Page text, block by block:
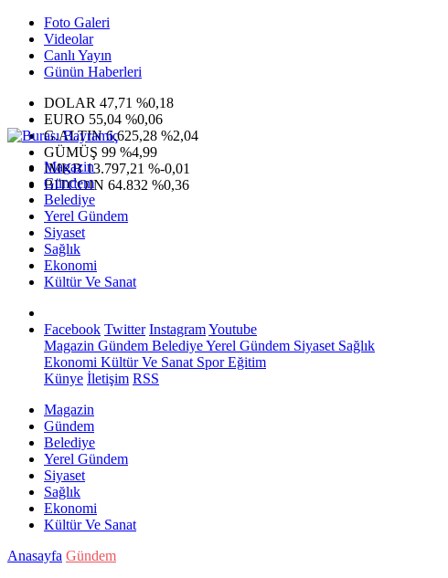
Foto Galeri
Videolar
Canlı Yayın
Günün Haberleri
DOLAR 47,71 %0,18
EURO 55,04 %0,06
G.ALTIN6.625,28 %2,04
GÜMÜŞ 99 %4,99
IMKB13.797,21 %-0,01
BITCOIN 64.832 %0,36
Magazin
Gündem
Belediye
Yerel Gündem
Siyaset
Sağlık
Ekonomi
Kültür Ve Sanat
Facebook Twitter InstagramYoutube
Magazin Gündem BelediyeYerel Gündem Siyaset Sağlık
Ekonomi Kültür Ve Sanat SporEğitim
Künye İletişim RSS
Magazin
Gündem
Belediye
Yerel Gündem
Siyaset
Sağlık
Ekonomi
Kültür Ve Sanat
Anasayfa Gündem